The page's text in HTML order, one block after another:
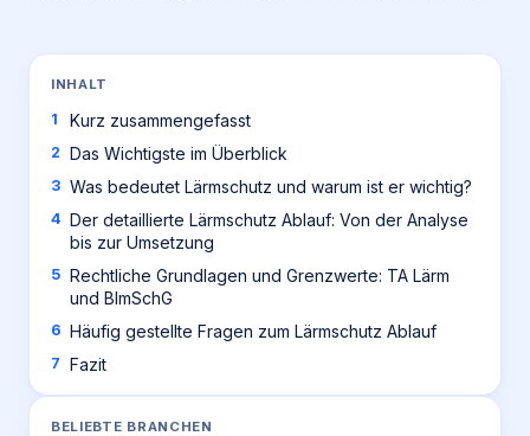
INHALT
Kurz zusammengefasst
Das Wichtigste im Überblick
Was bedeutet Lärmschutz und warum ist er wichtig?
Der detaillierte Lärmschutz Ablauf: Von der Analyse
bis zur Umsetzung
Rechtliche Grundlagen und Grenzwerte: TA Lärm
und BImSchG
Häufig gestellte Fragen zum Lärmschutz Ablauf
Fazit
BELIEBTE BRANCHEN